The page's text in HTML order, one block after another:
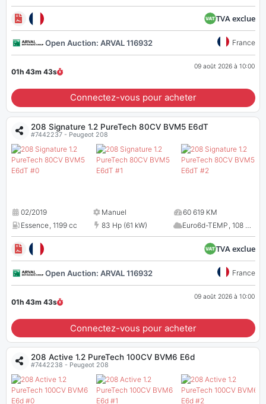
TVA exclue
Open Auction: ARVAL 116932 France
01h 43m 43s
09 août 2026 à 10:00
Connectez-vous pour acheter
208 Signature 1.2 PureTech 80CV BVM5 E6dT
#7442237 - Peugeot 208
02/2019 Manuel
60 619 KM
Essence, 1199 cc 83 Hp (61 kW) Euro6d-TEMP, 108 CO
TVA exclue
Open Auction: ARVAL 116932 France
01h 43m 43s
09 août 2026 à 10:00
Connectez-vous pour acheter
208 Active 1.2 PureTech 100CV BVM6 E6d
#7442238 - Peugeot 208